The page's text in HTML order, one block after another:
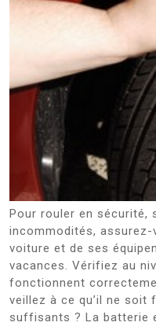
Pour rouler en sécurité,
incommodités,
voiture et de ses
vacances. Vérifiez au
fonctionnent
veillez à ce qu’il ne
suffisants ? La batterie